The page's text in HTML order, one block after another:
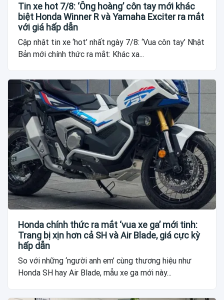
Tin xe hot 7/8: ‘Ông hoàng’ côn tay mới khác
biệt Honda Winner R và Yamaha Exciter ra mắt
với giá hấp dẫn
Cập nhật tin xe ‘hot’ nhất ngày 7/8: ‘Vua côn tay’ Nhật
Bản mới chính thức ra mắt: Khác xa...
Honda chính thức ra mắt ‘vua xe ga’ mới tinh:
Trang bị xịn hơn cả SH và Air Blade, giá cực kỳ
hấp dẫn
So với những ‘người anh em’ cùng thương hiệu như
Honda SH hay Air Blade, mẫu xe ga mới này...